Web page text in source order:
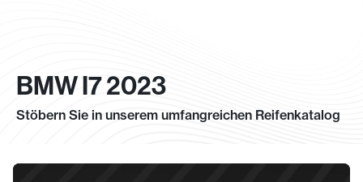
BMW I7 2023
Stöbern Sie in unserem umfangreichen Reifenkatalog